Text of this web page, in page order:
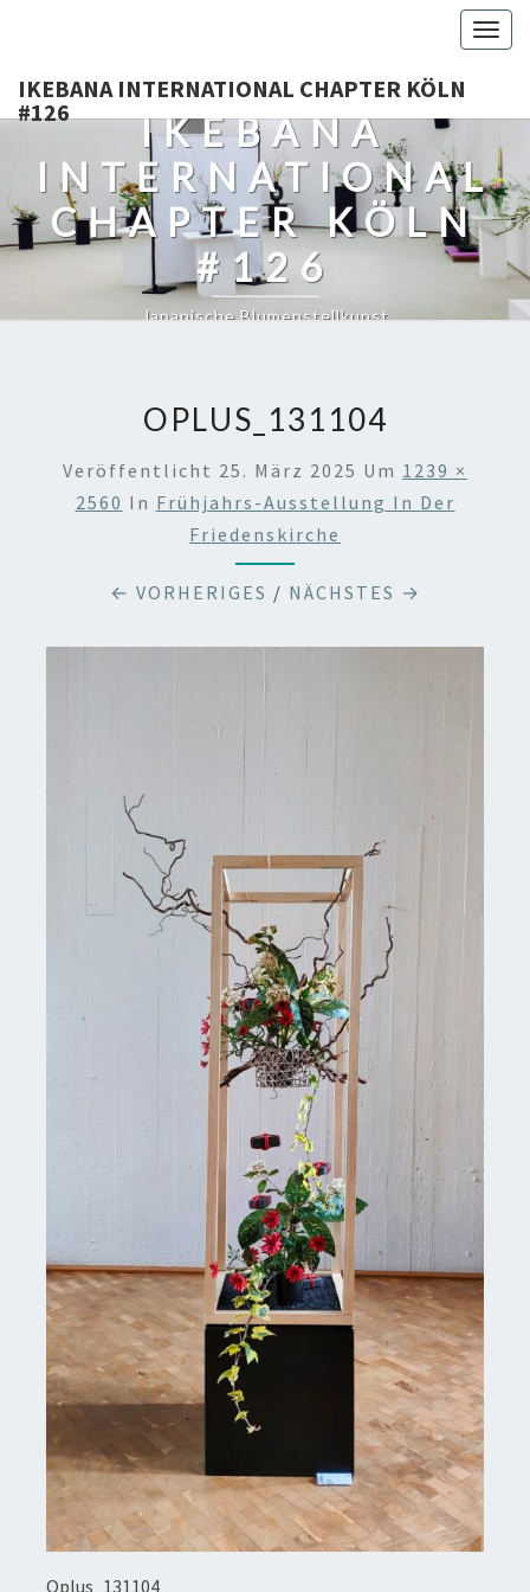
IKEBANA INTERNATIONAL CHAPTER KÖLN
#126
IKEBANA
INTERNATIONAL
CHAPTER KÖLN
#126
Japanische Blumenstellkunst
OPLUS_131104
Veröffentlicht 25. März 2025 Um 1239 ×
2560 In Frühjahrs-Ausstellung In Der
Friedenskirche
← VORHERIGES / NÄCHSTES →
Oplus_131104